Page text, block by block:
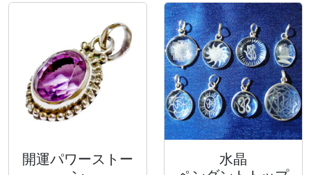
開運パワーストー
水晶